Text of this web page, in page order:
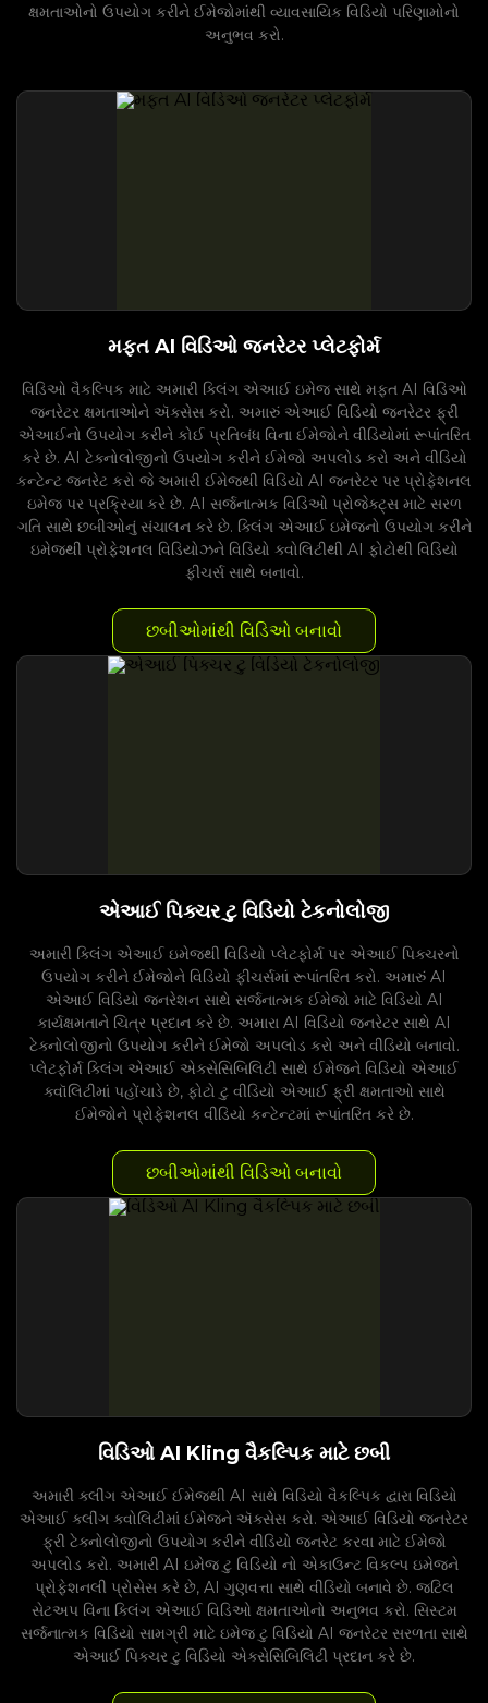
ક્ષમતાઓનો ઉપયોગ કરીને ઈમેજોમાંથી વ્યાવસાયિક વિડિયો પરિણામોનો
અનુભવ કરો.
મફત AI વિડિઓ જનરેટર પ્લેટફોર્મ
વિડિઓ વૈકલ્પિક માટે અમારી ક્લિંગ એઆઈ ઇમેજ સાથે મફત AI વિડિઓ
જનરેટર ક્ષમતાઓને ઍક્સેસ કરો. અમારું એઆઈ વિડિયો જનરેટર ફ્રી
એઆઈનો ઉપયોગ કરીને કોઈ પ્રતિબંધ વિના ઈમેજોને વીડિયોમાં રૂપાંતરિત
કરે છે. AI ટેક્નોલોજીનો ઉપયોગ કરીને ઈમેજો અપલોડ કરો અને વીડિયો
કન્ટેન્ટ જનરેટ કરો જે અમારી ઈમેજથી વિડિયો AI જનરેટર પર પ્રોફેશનલ
ઇમેજ પર પ્રક્રિયા કરે છે. AI સર્જનાત્મક વિડિઓ પ્રોજેક્ટ્સ માટે સરળ
ગતિ સાથે છબીઓનું સંચાલન કરે છે. ક્લિંગ એઆઈ ઇમેજનો ઉપયોગ કરીને
ઇમેજથી પ્રોફેશનલ વિડિયોઝને વિડિયો ક્વોલિટીથી AI ફોટોથી વિડિયો
ફીચર્સ સાથે બનાવો.
છબીઓમાંથી વિડિઓ બનાવો
એઆઈ પિક્ચર ટુ વિડિયો ટેકનોલોજી
અમારી ક્લિંગ એઆઈ ઇમેજથી વિડિયો પ્લેટફોર્મ પર એઆઈ પિક્ચરનો
ઉપયોગ કરીને ઈમેજોને વિડિયો ફીચર્સમાં રૂપાંતરિત કરો. અમારું AI
એઆઈ વિડિયો જનરેશન સાથે સર્જનાત્મક ઈમેજો માટે વિડિયો AI
કાર્યક્ષમતાને ચિત્ર પ્રદાન કરે છે. અમારા AI વિડિયો જનરેટર સાથે AI
ટેક્નોલોજીનો ઉપયોગ કરીને ઈમેજો અપલોડ કરો અને વીડિયો બનાવો.
પ્લેટફોર્મ ક્લિંગ એઆઈ એક્સેસિબિલિટી સાથે ઈમેજને વિડિયો એઆઈ
ક્વૉલિટીમાં પહોંચાડે છે, ફોટો ટુ વીડિયો એઆઈ ફ્રી ક્ષમતાઓ સાથે
ઈમેજોને પ્રોફેશનલ વીડિયો કન્ટેન્ટમાં રૂપાંતરિત કરે છે.
છબીઓમાંથી વિડિઓ બનાવો
વિડિઓ AI Kling વૈકલ્પિક માટે છબી
અમારી ક્લીંગ એઆઈ ઈમેજથી AI સાથે વિડિયો વૈકલ્પિક દ્વારા વિડિયો
એઆઈ ક્લીંગ ક્વોલિટીમાં ઈમેજને ઍક્સેસ કરો. એઆઈ વિડિયો જનરેટર
ફ્રી ટેક્નોલોજીનો ઉપયોગ કરીને વીડિયો જનરેટ કરવા માટે ઈમેજો
અપલોડ કરો. અમારી AI ઇમેજ ટુ વિડિયો નો એકાઉન્ટ વિકલ્પ ઇમેજને
પ્રોફેશનલી પ્રોસેસ કરે છે, AI ગુણવત્તા સાથે વીડિયો બનાવે છે. જટિલ
સેટઅપ વિના ક્લિંગ એઆઈ વિડિઓ ક્ષમતાઓનો અનુભવ કરો. સિસ્ટમ
સર્જનાત્મક વિડિયો સામગ્રી માટે ઇમેજ ટુ વિડિયો AI જનરેટર સરળતા સાથે
એઆઈ પિક્ચર ટુ વિડિયો એક્સેસિબિલિટી પ્રદાન કરે છે.